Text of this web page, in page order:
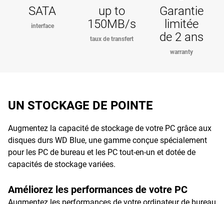
SATA
interface
up to
150MB/s
taux de transfert
Garantie
limitée
de 2 ans
warranty
UN STOCKAGE DE POINTE
Augmentez la capacité de stockage de votre PC grâce aux
disques durs WD Blue, une gamme conçue spécialement
pour les PC de bureau et les PC tout-en-un et dotée de
capacités de stockage variées.
Améliorez les performances de votre PC